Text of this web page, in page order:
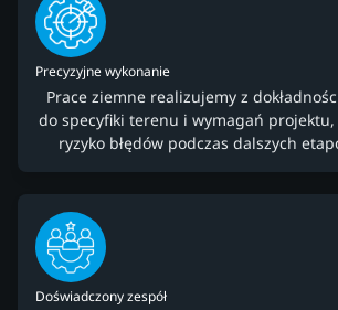
Precyzyjne wykonanie
Prace ziemne realizujemy z
do specyfiki terenu i wymagań
ryzyko błędów podczas dalszych
Doświadczony zespół